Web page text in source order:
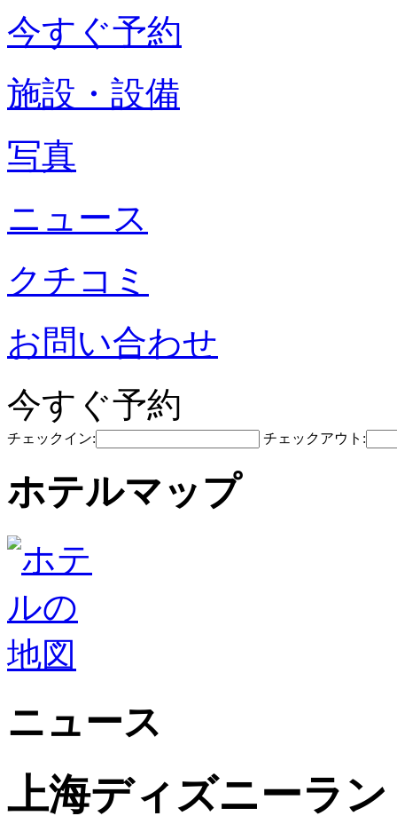
今すぐ予約
施設・設備
写真
ニュース
クチコミ
お問い合わせ
今すぐ予約
チェックイン: チェックアウト:
ホテルマップ
ニュース
上海ディズニーラ